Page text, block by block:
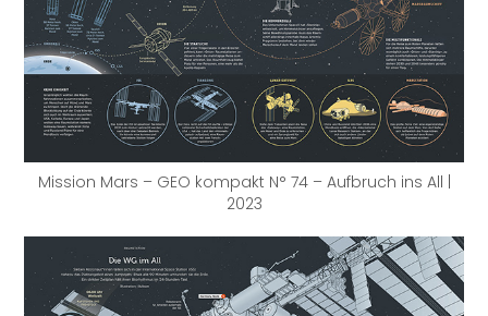
Mission Mars – GEO kompakt N° 74 – Aufbruch ins All |
2023